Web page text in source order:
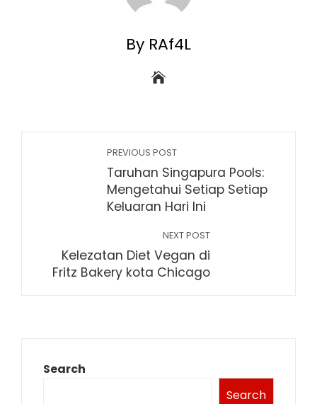
By RAf4L
PREVIOUS POST
Taruhan Singapura Pools:
Mengetahui Setiap Setiap
Keluaran Hari Ini
NEXT POST
Kelezatan Diet Vegan di
Fritz Bakery kota Chicago
Search
Search